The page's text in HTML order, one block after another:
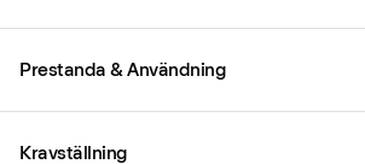
Prestanda & Användning
Kravställning